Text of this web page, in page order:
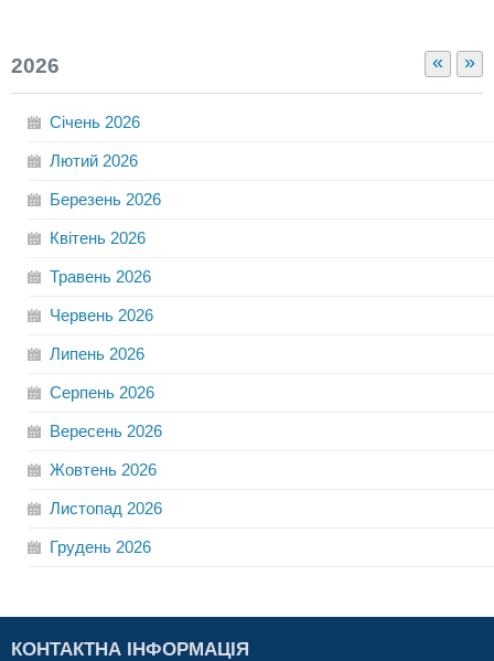
« »
2026
Січень 2026
Лютий 2026
Березень 2026
Квітень 2026
Травень 2026
Червень 2026
Липень 2026
Серпень 2026
Вересень 2026
Жовтень 2026
Листопад 2026
Грудень 2026
КОНТАКТНА ІНФОРМАЦІЯ